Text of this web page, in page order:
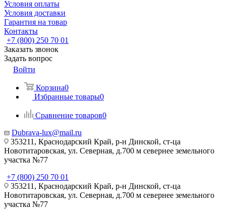
Условия оплаты
Условия доставки
Гарантия на товар
Контакты
+7 (800) 250 70 01
Заказать звонок
Задать вопрос
Войти
Корзина0
Избранные товары0
Сравнение товаров0
Dubrava-lux@mail.ru
353211, Краснодарский Край, р-н Динской, ст-ца
Новотитаровская, ул. Северная, д.700 м севернее земельного
участка №77
+7 (800) 250 70 01
353211, Краснодарский Край, р-н Динской, ст-ца
Новотитаровская, ул. Северная, д.700 м севернее земельного
участка №77